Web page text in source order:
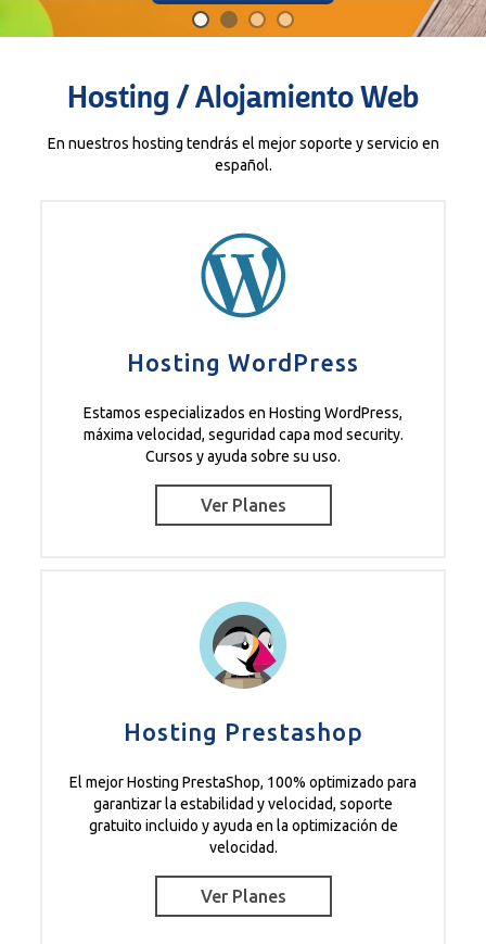
Hosting / Alojamiento Web
En nuestros hosting tendrás el mejor soporte y servicio en
español.
Hosting WordPress
Estamos especializados en Hosting WordPress,
máxima velocidad, seguridad capa mod security.
Cursos y ayuda sobre su uso.
Ver Planes
Hosting Prestashop
El mejor Hosting PrestaShop, 100% optimizado para
garantizar la estabilidad y velocidad, soporte
gratuito incluido y ayuda en la optimización de
velocidad.
Ver Planes